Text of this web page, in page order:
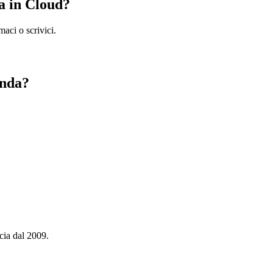
in Cloud?
o scrivici.
dal 2009.